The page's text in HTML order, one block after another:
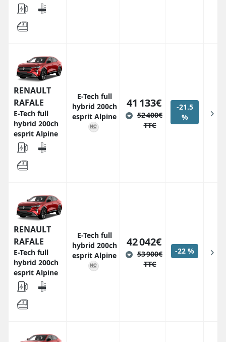
RENAULT
RAFALE
E-Tech full
hybrid 200ch
esprit Alpine
E-Tech full
hybrid 200ch
esprit Alpine
41 133€
52 400€
TTC
-21.5
%
RENAULT
RAFALE
E-Tech full
hybrid 200ch
esprit Alpine
E-Tech full
hybrid 200ch
esprit Alpine
42 042€
53 900€
TTC
-22 %